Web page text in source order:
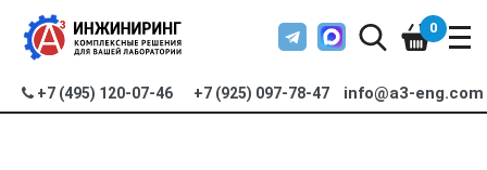
+7 (495) 120-07-46 +7 (925) 097-78-47 info@a3-eng.com
0